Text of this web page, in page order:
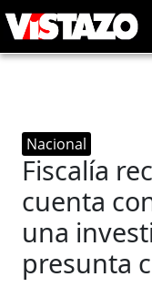
Nacional
Fiscalía
cuenta
una
presunta